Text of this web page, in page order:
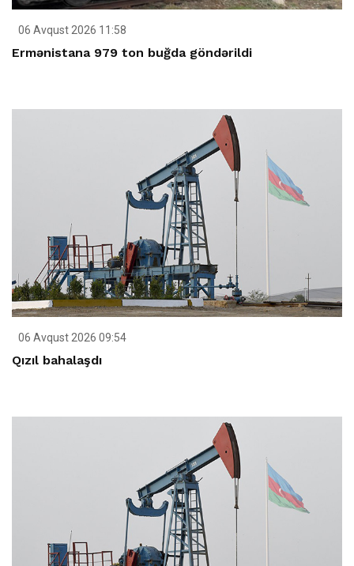
06 Avqust 2026 11:58
Ermənistana 979 ton buğda göndərildi
06 Avqust 2026 09:54
Qızıl bahalaşdı